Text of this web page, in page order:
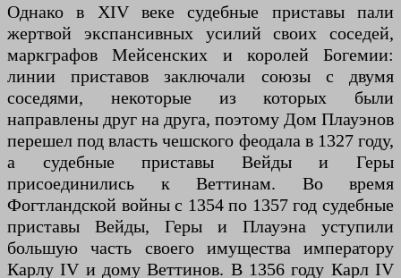
Однако в XIV веке судебные приставы пали
жертвой экспансивных усилий своих соседей,
маркграфов Мейсенских и королей Богемии:
линии приставов заключали союзы с двумя
соседями, некоторые из которых были
направлены друг на друга, поэтому Дом Плауэнов
перешел под власть чешского феодала в 1327 году,
а судебные приставы Вейды и Геры
присоединились к Веттинам. Во время
Фогтландской войны с 1354 по 1357 год судебные
приставы Вейды, Геры и Плауэна уступили
большую часть своего имущества императору
Карлу IV и дому Веттинов. В 1356 году Карл IV